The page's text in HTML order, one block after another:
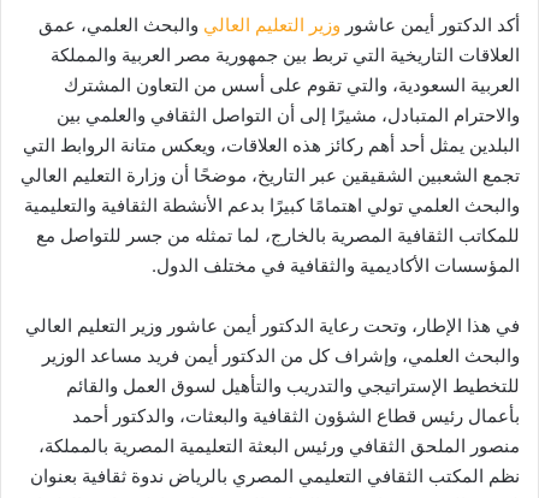
أكد الدكتور أيمن عاشور وزير التعليم العالي والبحث العلمي، عمق
العلاقات التاريخية التي تربط بين جمهورية مصر العربية والمملكة
العربية السعودية، والتي تقوم على أسس من التعاون المشترك
والاحترام المتبادل، مشيرًا إلى أن التواصل الثقافي والعلمي بين
البلدين يمثل أحد أهم ركائز هذه العلاقات، ويعكس متانة الروابط التي
تجمع الشعبين الشقيقين عبر التاريخ، موضحًا أن وزارة التعليم العالي
والبحث العلمي تولي اهتمامًا كبيرًا بدعم الأنشطة الثقافية والتعليمية
للمكاتب الثقافية المصرية بالخارج، لما تمثله من جسر للتواصل مع
المؤسسات الأكاديمية والثقافية في مختلف الدول.
في هذا الإطار، وتحت رعاية الدكتور أيمن عاشور وزير التعليم العالي
والبحث العلمي، وإشراف كل من الدكتور أيمن فريد مساعد الوزير
للتخطيط الإستراتيجي والتدريب والتأهيل لسوق العمل والقائم
بأعمال رئيس قطاع الشؤون الثقافية والبعثات، والدكتور أحمد
منصور الملحق الثقافي ورئيس البعثة التعليمية المصرية بالمملكة،
نظم المكتب الثقافي التعليمي المصري بالرياض ندوة ثقافية بعنوان